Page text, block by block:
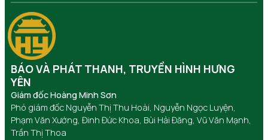
BÁO VÀ PHÁT THANH, TRUYỀN HÌNH HƯNG
YÊN
Giám đốc Hoàng Minh Sơn
Phó giám đốc Nguyễn Thị Thu Hoài, Nguyễn Ngọc Luyện,
Phạm Văn Xướng, Đinh Đức Khoa, Bùi Hải Đăng, Vũ Văn Mạnh,
Trần Thị Thoa